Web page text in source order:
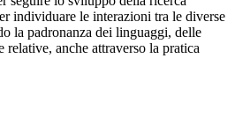
individuare le interazioni tra le diverse
la padronanza dei linguaggi, delle
relative, anche attraverso la pratica